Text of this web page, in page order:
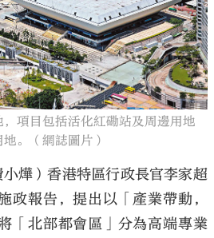
項目包括活化紅磡站及周邊用地
。（網誌圖片）
小燁）香港特區行政長官李家超
政報告，提出以「產業帶動，
「北部都會區」分為高端專業